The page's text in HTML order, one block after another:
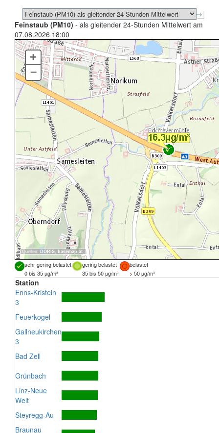
Feinstaub (PM10) - als gleitender 24-Stunden Mittelwert am
07.08.2026 18:00
Quellen: DORIS, basemap.at
+
–
sehr gering belastet gering belastet
belastet
0 bis 35 µg/m³
35 bis 50 µg/m³ > 50 µg/m³
Station
Enns-Kristein
3
Feuerkogel
Gallneukirchen
3
Bad Zell
Grünbach
Linz-Neue
Welt
Steyregg-Au
Braunau